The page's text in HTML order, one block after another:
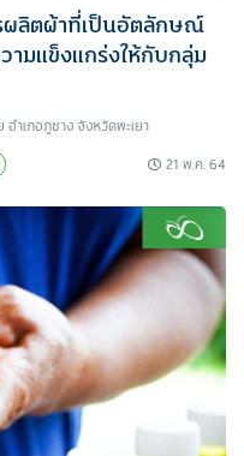
ผลิตผ้าที่เป็นอัตลักษณ์
ามแข็งแกร่งให้กับกลุ่ม
ำเภอภูซาง จังหวัดพะเยา
21 พ.ค. 64